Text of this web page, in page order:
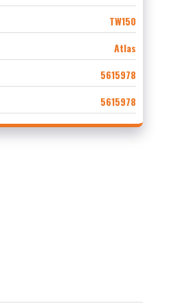
TW150
Atlas
5615978
5615978